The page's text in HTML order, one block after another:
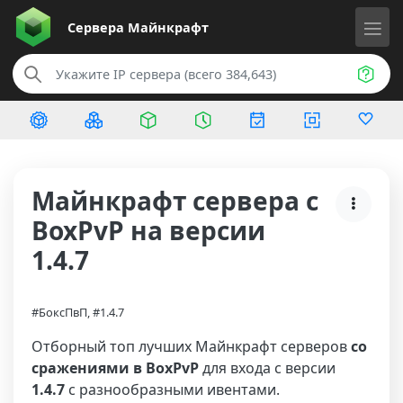
Сервера Майнкрафт
Майнкрафт сервера с
BoxPvP на версии
1.4.7
#БоксПвП, #1.4.7
Отборный топ лучших Майнкрафт серверовсо
сражениями в BoxPvPдля входа с версии
1.4.7 с разнообразными ивентами.